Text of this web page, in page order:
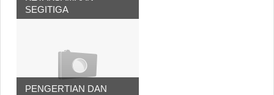
SEGITIGA
PENGERTIAN DAN